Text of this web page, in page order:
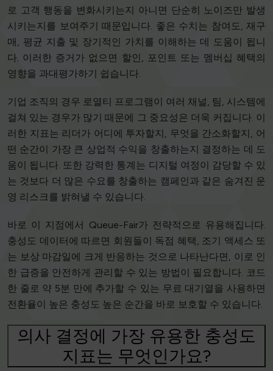
로 고객 행동을 변화시키는지 아니면 단순히 노이즈만 발생
시키는지를 보여주기 때문입니다. 좋은 수치는 참여도, 재구
매, 평균 지출 및 장기적인 가치를 이해하는 데 도움이 됩니
다. 이러한 증거가 없으면 할인, 포인트 또는 멤버십 혜택의
영향을 과대평가하기 쉽습니다.
기업 조직의 경우 로열티 프로그램이 여러 채널, 팀, 시스템에
걸쳐 있는 경우가 많기 때문에 그 중요성은 더욱 커집니다. 이
러한 지표는 리더가 어디에 투자할지, 무엇을 간소화할지, 어
떤 순간이 가장 큰 상업적 수익을 창출하는지 결정하는 데 도
움이 됩니다. 또한 강력한 통계는 디지털 여정이 감당할 수 있
는 것보다 더 많은 수요를 창출하는 캠페인과 같은 숨겨진 운
영 리스크를 밝혀낼 수 있습니다.
바로 이 지점에서 Queue-Fair가 전략적으로 유용해집니다.
충성도 데이터에 따르면 회원들이 독점 혜택, 조기 액세스 또
는 보상 마감일에 크게 반응하는 것으로 나타난다면, 이로 인
한 급증을 안전하게 관리할 수 있는 방법이 필요합니다. 코드
한 줄로 약 5분 만에 추가할 수 있는 무료 대기열을 사용하면
전환율이 높은 충성도 높은 순간을 바로 보호할 수 있습니다.
의사 결정에 가장 유용한 충성도
지표는 무엇인가요?